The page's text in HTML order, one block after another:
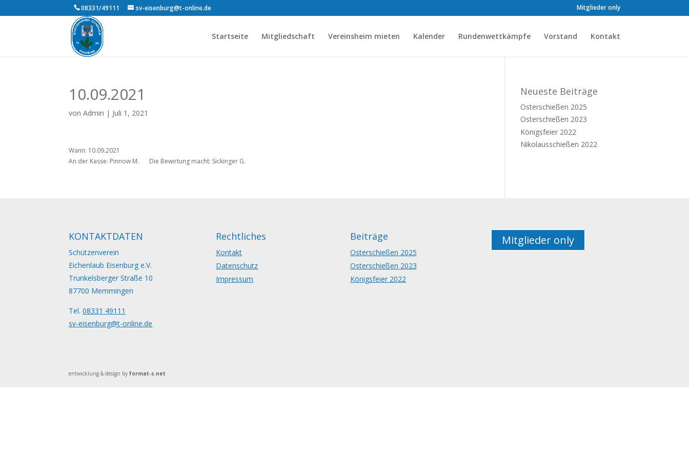
08331/49111 sv-eisenburg@t-online.de Mitglieder only
Startseite Mitgliedschaft Vereinsheim mieten Kalender Rundenwettkämpfe Vorstand Kontakt
10.09.2021
vonAdmin | Juli 1, 2021
Wann: 10.09.2021
An der Kasse: Pinnow M.
Die Bewirtung macht: Sickinger G.
Neueste Beiträge
Osterschießen 2025
Osterschießen 2023
Königsfeier 2022
Nikolausschießen 2022
KONTAKTDATEN
Schützenverein
Eichenlaub Eisenburg e.V.
Trunkelsberger Straße 10
87700 Memmingen
Tel.08331 49111
sv-eisenburg@t-online.de
Rechtliches
Kontakt
Datenschutz
Impressum
Beiträge
Osterschießen 2025
Osterschießen 2023
Königsfeier 2022
Mitglieder only
entwicklung & design byformat-s.net